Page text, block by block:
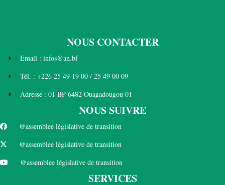
NOUS CONTACTER
Email : infos@an.bf
Tél. : +226 25 49 19 00 / 25 49 00 09
Adresse : 01 BP 6482 Ouagadougou 01
NOUS SUIVRE
@assemblee législative de transition
@assemblee législative de transition
@assemblee législative de transition
SERVICES